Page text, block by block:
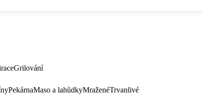
Grilování
PekárnaMaso a lahůdkyMraženéTrvanlivé